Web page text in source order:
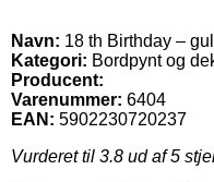
Navn: 18 th Birthday –
Kategori: Bordpynt og
Producent:
Varenummer: 6404
EAN: 5902230720237
Vurderet til 3.8 ud af 5